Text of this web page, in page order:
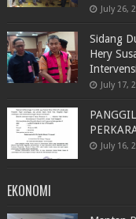
July 26,
Sidang
Hery
July 17,
July 16,
EKONOMI